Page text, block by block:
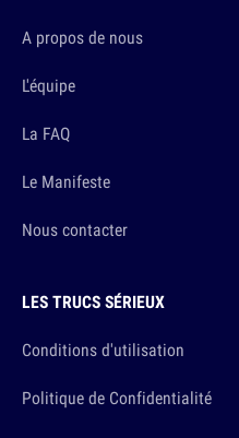
A propos de nous
L'équipe
La FAQ
Le Manifeste
Nous contacter
LES TRUCS SÉRIEUX
Conditions d'utilisation
Politique de Confidentialité